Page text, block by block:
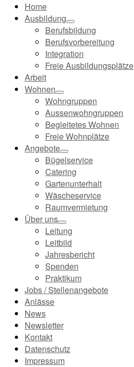
Home
Ausbildung
Berufsbildung
Berufsvorbereitung
Integration
Freie Ausbildungsplätze
Arbeit
Wohnen
Wohngruppen
Aussenwohngruppen
Begleitetes Wohnen
Freie Wohnplätze
Angebote
Bügelservice
Catering
Gartenunterhalt
Wäscheservice
Raumvermietung
Über uns
Leitung
Leitbild
Jahresbericht
Spenden
Praktikum
Jobs / Stellenangebote
Anlässe
News
Newsletter
Kontakt
Datenschutz
Impressum